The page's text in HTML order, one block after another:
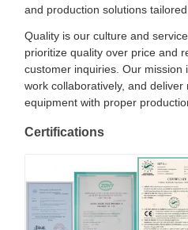
and production solutions
Quality is our culture and
prioritize quality over price and
customer inquiries. Our mission
work collaboratively, and deliver
equipment with proper
Certifications